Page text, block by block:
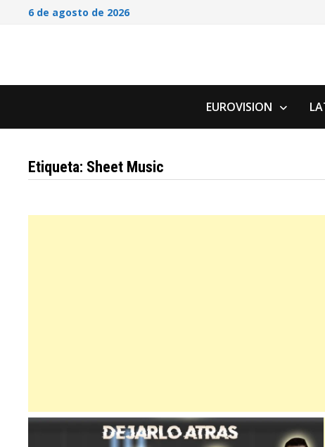
Saltar6 de agosto de 2026
EUROVISION
Etiqueta: Sheet Music